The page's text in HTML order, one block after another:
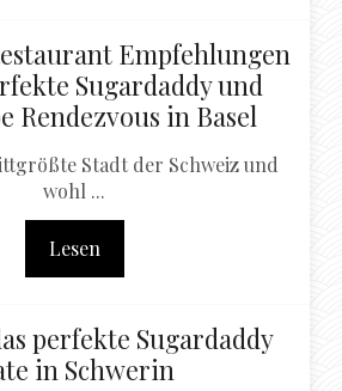
Empfehlungen
Sugardaddy und
Rendezvous in Basel
Stadt der Schweiz und
wohl ...
Lesen
perfekte Sugardaddy
in Schwerin